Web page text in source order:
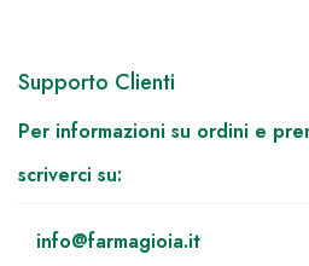
Supporto Clienti
Per informazioni su ordini e
scriverci su:
info@farmagioia.it